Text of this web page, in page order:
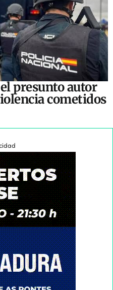
presunto autor
cometidos